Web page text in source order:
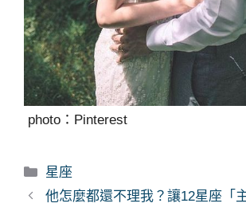
photo：Pinterest
分
類
星座
他怎麼都還不理我？讓12星座「